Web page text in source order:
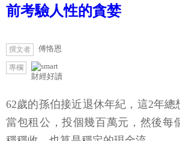
前考驗人性的貪婪
撰文者 傅恪恩
專欄
財經好讀
62歲的孫伯接近退休年紀，這2年總
當包租公，投個幾百萬元，然後每